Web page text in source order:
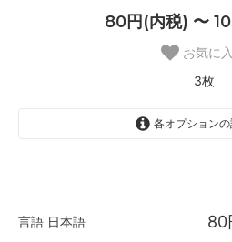
80円(内税) 〜
お気に
3枚
各オプション
言語 日本語 80